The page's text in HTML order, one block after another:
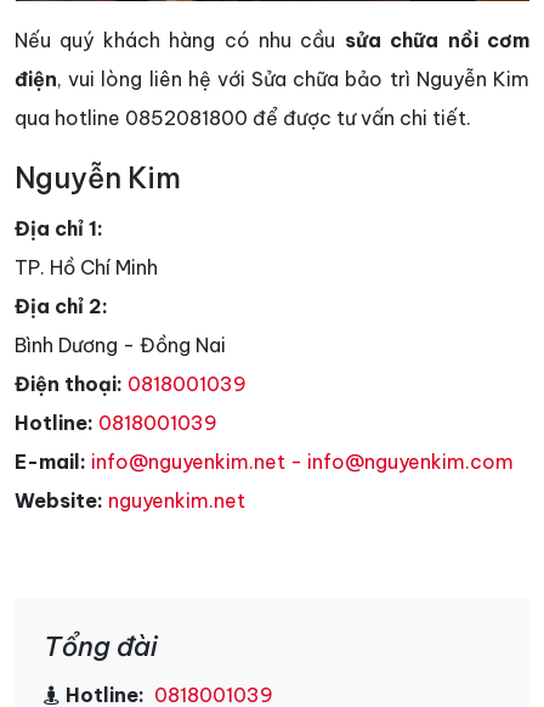
Nếu quý khách hàng có nhu cầu sửa chữa nồi cơm
điện, vui lòng liên hệ với Sửa chữa bảo trì Nguyễn Kim
qua hotline 0852081800 để được tư vấn chi tiết.
Nguyễn Kim
Địa chỉ 1:
TP. Hồ Chí Minh
Địa chỉ 2:
Bình Dương - Đồng Nai
Điện thoại: 0818001039
Hotline: 0818001039
E-mail: info@nguyenkim.net - info@nguyenkim.com
Website: nguyenkim.net
Tổng đài
Hotline: 0818001039